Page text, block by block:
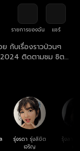
รายการของฉัน
แชร์
กับเรื่องราวป่วนๆ
2024 ติดตามชม ซิต
อน ฟรี! ที่แรก ที่
รุ่งรดา รุ่งลิขิต
เจริญ
รุ้งลาวั